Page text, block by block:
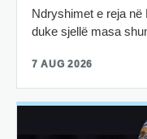
Ndryshimet e reja në
duke sjellë masa
7 AUG 2026